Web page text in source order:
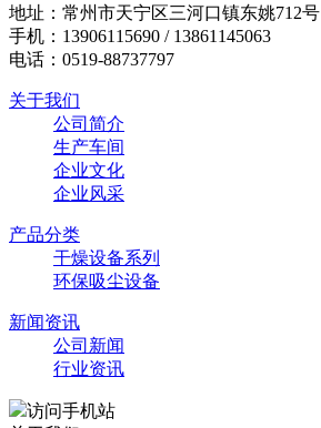
地址：常州市天宁区三河口镇东姚712号
手机：13906115690 / 13861145063
电话：0519-88737797
关于我们
公司简介
生产车间
企业文化
企业风采
产品分类
干燥设备系列
环保吸尘设备
新闻资讯
公司新闻
行业资讯
访问手机站